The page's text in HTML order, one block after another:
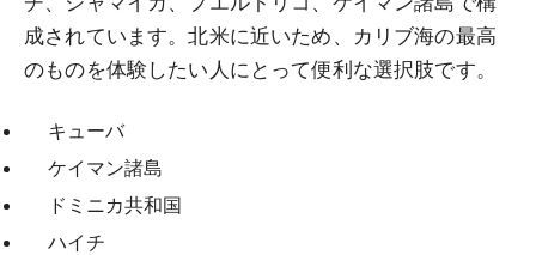
成されています。北米に近いため、カリブ海の最高
のものを体験したい人にとって便利な選択肢です。
キューバ
ケイマン諸島
ドミニカ共和国
ハイチ